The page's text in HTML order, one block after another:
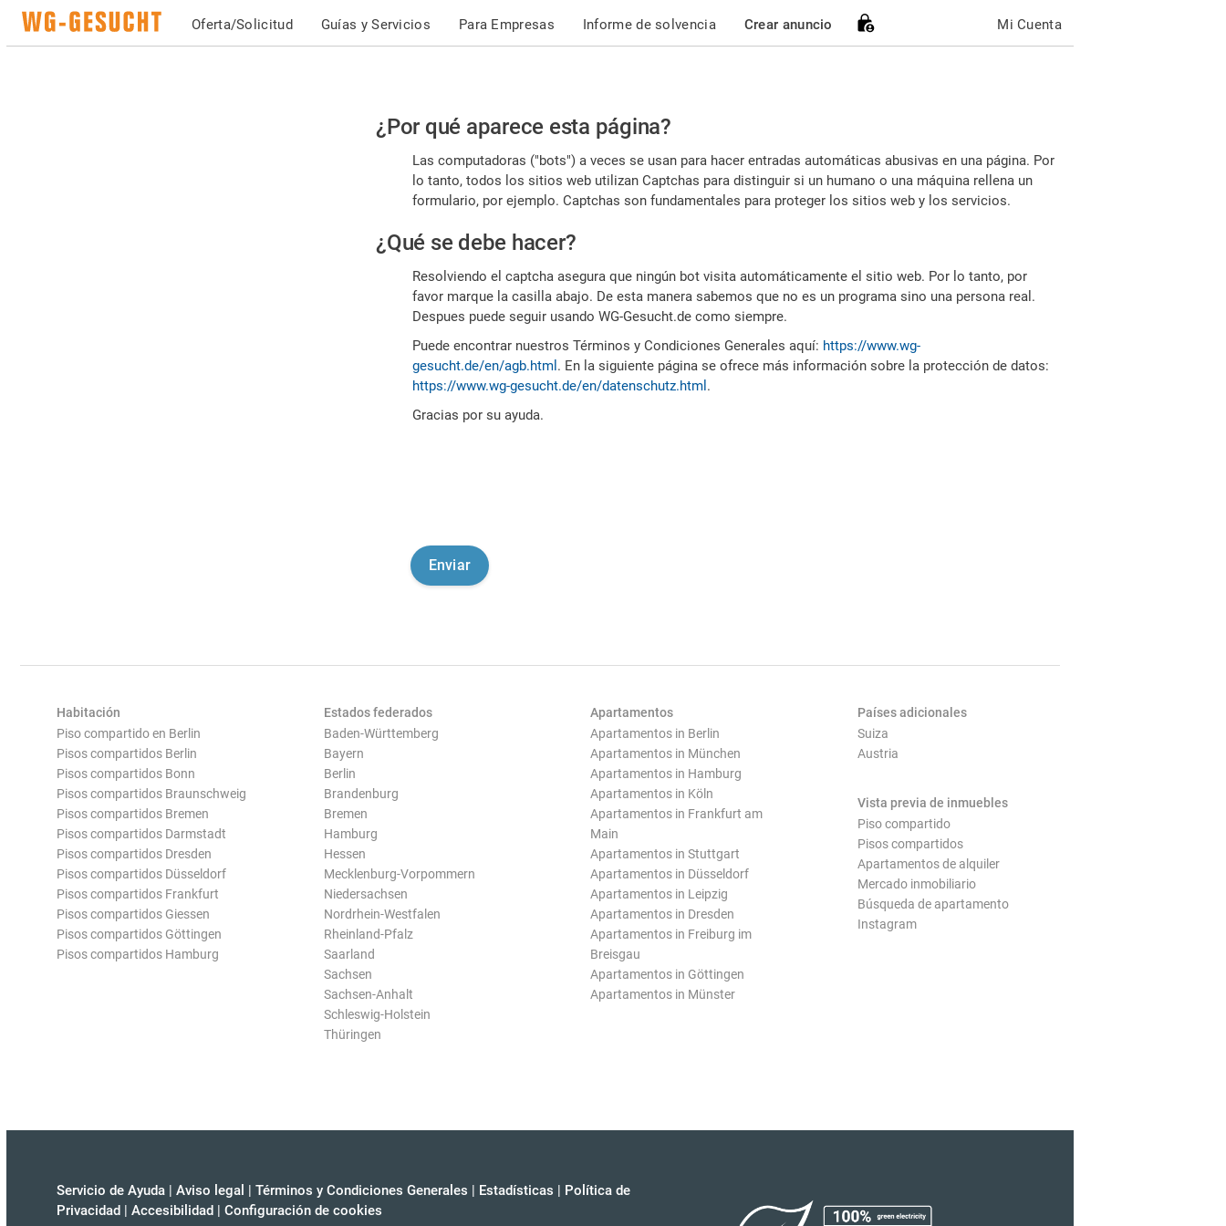
Oferta/Solicitud Guías y Servicios Para Empresas Informe de solvencia Crear anuncio Mi Cuenta
Por
favor,
confirme
es
humano
¿Por qué aparece esta página?
Las computadoras ("bots") a veces se usan para hacer entradas automáticas abusivas en una página. Por
lo tanto, todos los sitios web utilizan Captchas para distinguir si un humano o una máquina rellena un
formulario, por ejemplo. Captchas son fundamentales para proteger los sitios web y los servicios.
¿Qué se debe hacer?
Resolviendo el captcha asegura que ningún bot visita automáticamente el sitio web. Por lo tanto, por
favor marque la casilla abajo. De esta manera sabemos que no es un programa sino una persona real.
Despues puede seguir usando WG-Gesucht.de como siempre.
Puede encontrar nuestros Términos y Condiciones Generales aquí: https://www.wg-
gesucht.de/en/agb.html . En la siguiente página se ofrece más información sobre la protección de datos:
https://www.wg-gesucht.de/en/datenschutz.html .
Gracias por su ayuda.
Habitación
Piso compartido en Berlin
Pisos compartidos Berlin
Pisos compartidos Bonn
Pisos compartidos Braunschweig
Pisos compartidos Bremen
Pisos compartidos Darmstadt
Pisos compartidos Dresden
Pisos compartidos Düsseldorf
Pisos compartidos Frankfurt
Pisos compartidos Giessen
Pisos compartidos Göttingen
Pisos compartidos Hamburg
Estados federados
Baden-Württemberg
Bayern
Berlin
Brandenburg
Bremen
Hamburg
Hessen
Mecklenburg-Vorpommern
Niedersachsen
Nordrhein-Westfalen
Rheinland-Pfalz
Saarland
Sachsen
Sachsen-Anhalt
Schleswig-Holstein
Thüringen
Apartamentos
Apartamentos in Berlin
Apartamentos in München
Apartamentos in Hamburg
Apartamentos in Köln
Apartamentos in Frankfurt am
Main
Apartamentos in Stuttgart
Apartamentos in Düsseldorf
Apartamentos in Leipzig
Apartamentos in Dresden
Apartamentos in Freiburg im
Breisgau
Apartamentos in Göttingen
Apartamentos in Münster
Países adicionales
Suiza
Austria
Vista previa de inmuebles
Piso compartido
Pisos compartidos
Apartamentos de alquiler
Mercado inmobiliario
Búsqueda de apartamento
Instagram
Servicio de Ayuda | Aviso legal | Términos y Condiciones Generales | Estadísticas | Política de
Privacidad | Accesibilidad | Configuración de cookies